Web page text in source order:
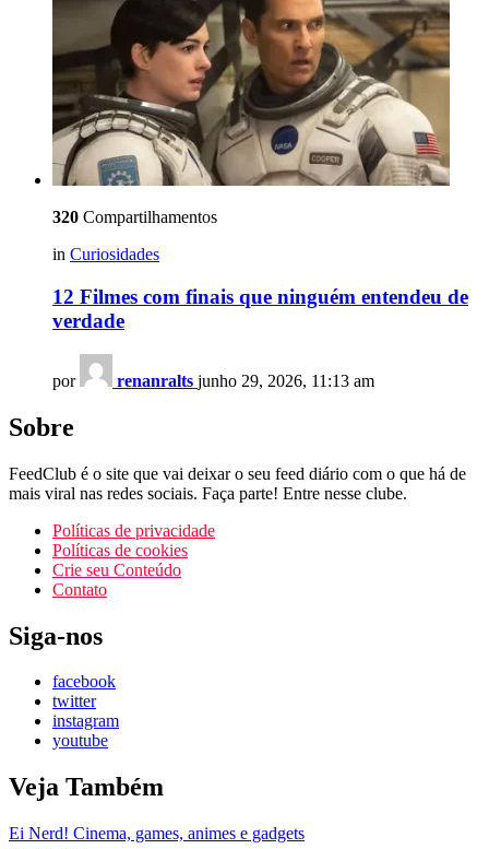
320 Compartilhamentos
in Curiosidades
12 Filmes com finais que ninguém entendeu de
verdade
por renanralts junho 29, 2026, 11:13 am
Sobre
FeedClub é o site que vai deixar o seu feed diário com o que há de
mais viral nas redes sociais. Faça parte! Entre nesse clube.
Políticas de privacidade
Políticas de cookies
Crie seu Conteúdo
Contato
Siga-nos
facebook
twitter
instagram
youtube
Veja Também
Ei Nerd! Cinema, games, animes e gadgets